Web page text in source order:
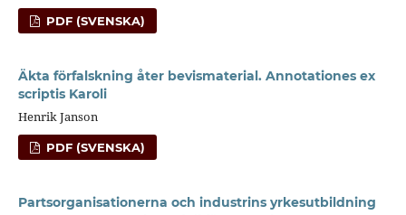
PDF (SVENSKA)
Äkta förfalskning åter bevismaterial. Annotationes ex
scriptis Karoli
Henrik Janson
PDF (SVENSKA)
Partsorganisationerna och industrins yrkesutbildning